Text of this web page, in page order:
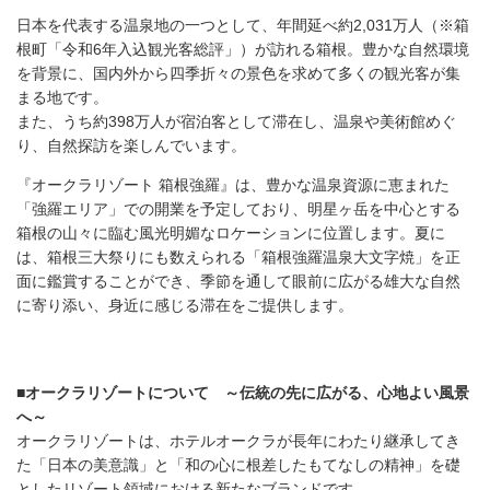
日本を代表する温泉地の一つとして、年間延べ約2,031万人（※箱
根町「令和6年入込観光客総評」）が訪れる箱根。豊かな自然環境
を背景に、国内外から四季折々の景色を求めて多くの観光客が集
まる地です。
また、うち約398万人が宿泊客として滞在し、温泉や美術館めぐ
り、自然探訪を楽しんでいます。
『オークラリゾート 箱根強羅』は、豊かな温泉資源に恵まれた
「強羅エリア」での開業を予定しており、明星ヶ岳を中心とする
箱根の山々に臨む風光明媚なロケーションに位置します。夏に
は、箱根三大祭りにも数えられる「箱根強羅温泉大文字焼」を正
面に鑑賞することができ、季節を通して眼前に広がる雄大な自然
に寄り添い、身近に感じる滞在をご提供します。
■オークラリゾートについて ～伝統の先に広がる、心地よい風景
へ～
オークラリゾートは、ホテルオークラが長年にわたり継承してき
た「日本の美意識」と「和の心に根差したもてなしの精神」を礎